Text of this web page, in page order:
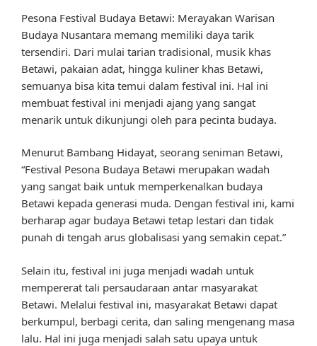
Pesona Festival Budaya Betawi: Merayakan Warisan
Budaya Nusantara memang memiliki daya tarik
tersendiri. Dari mulai tarian tradisional, musik khas
Betawi, pakaian adat, hingga kuliner khas Betawi,
semuanya bisa kita temui dalam festival ini. Hal ini
membuat festival ini menjadi ajang yang sangat
menarik untuk dikunjungi oleh para pecinta budaya.
Menurut Bambang Hidayat, seorang seniman Betawi,
“Festival Pesona Budaya Betawi merupakan wadah
yang sangat baik untuk memperkenalkan budaya
Betawi kepada generasi muda. Dengan festival ini, kami
berharap agar budaya Betawi tetap lestari dan tidak
punah di tengah arus globalisasi yang semakin cepat.”
Selain itu, festival ini juga menjadi wadah untuk
mempererat tali persaudaraan antar masyarakat
Betawi. Melalui festival ini, masyarakat Betawi dapat
berkumpul, berbagi cerita, dan saling mengenang masa
lalu. Hal ini juga menjadi salah satu upaya untuk